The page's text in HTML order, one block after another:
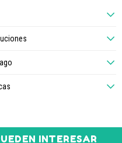
INTERESAR